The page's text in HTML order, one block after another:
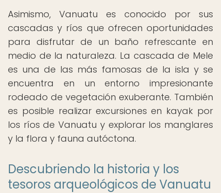
Asimismo, Vanuatu es conocido por sus
cascadas y ríos que ofrecen oportunidades
para disfrutar de un baño refrescante en
medio de la naturaleza. La cascada de Mele
es una de las más famosas de la isla y se
encuentra en un entorno impresionante
rodeado de vegetación exuberante. También
es posible realizar excursiones en kayak por
los ríos de Vanuatu y explorar los manglares
y la flora y fauna autóctona.
Descubriendo la historia y los
tesoros arqueológicos de Vanuatu